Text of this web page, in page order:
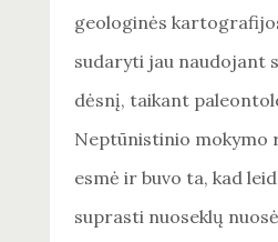
geologinės
sudaryti jau naudojant
dėsnį, taikant
Neptūnistinio mokymo
esmė ir buvo ta, kad
suprasti nuoseklų